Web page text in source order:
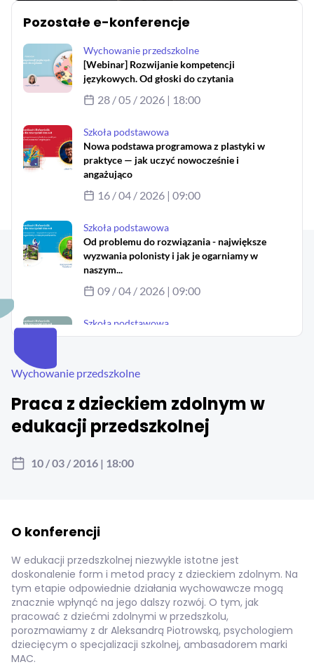
Technologie
MAC
Dydaktyka
Aranżacje
szkolne
edukacyjnej
zobacz
katalogi
Aby obejrzeć e-konferencję
zaloguj się
lub
załóż konto
Pozostałe e-konferencje
Wychowanie przedszkolne
[Webinar] Rozwijanie kompetencji
językowych. Od głoski do czytania
28 / 05 / 2026 | 18:00
Szkoła podstawowa
Nowa podstawa programowa z plastyki w
praktyce — jak uczyć nowocześnie i
angażująco
16 / 04 / 2026 | 09:00
Szkoła podstawowa
Od problemu do rozwiązania - największe
wyzwania polonisty i jak je ogarniamy w
naszym...
09 / 04 / 2026 | 09:00
Szkoła podstawowa
Realizacja nowej podstawy programowej
Szkoła podstawowa
Przyroda z rozMAChem w Reformie26 -
31 / 03 / 2026 | 20:00
wzmacniać u uczniów pasje?
Szkoła podstawowa
Co zmieni się na lekcjach matematyki od
września 2026? Praktyczne pomysły na...
25 / 03 / 2026 | 09:00
Wychowanie przedszkolne
Praca z dzieckiem zdolnym w
edukacji przedszkolnej
10 / 03 / 2016 | 18:00
O konferencji
W edukacji przedszkolnej niezwykle istotne jest
doskonalenie form i metod pracy z dzieckiem zdolnym. Na
tym etapie odpowiednie działania wychowawcze mogą
znacznie wpłynąć na jego dalszy rozwój. O tym, jak
pracować z dziećmi zdolnymi w przedszkolu,
porozmawiamy z dr Aleksandrą Piotrowską, psychologiem
dziecięcym o specjalizacji szkolnej, ambasadorem marki
MAC.